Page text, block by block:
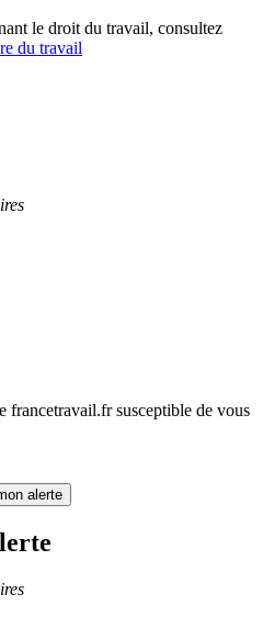
le droit du travail, consultez
du travail
francetravail.fr susceptible de vous
alerte